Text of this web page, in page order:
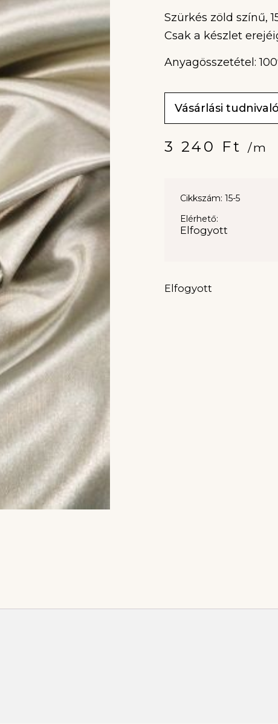
Szürkés zöld színű,
Csak a készlet
Anyagösszetétel:
Vásárlási
3 240 Ft /m
Cikkszám: 15-5
Elérhető:
Elfogyott
Elfogyott